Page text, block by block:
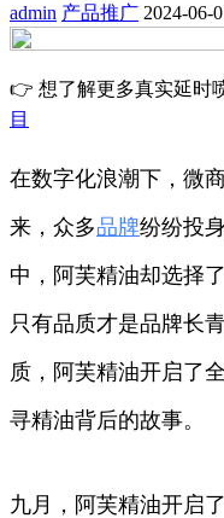
admin 产品推广 2024-06-
👉 想了解更多真实延时
目
在数字化浪潮下，微
来，众多品牌纷纷投
中，阿芙精油却选择
只有品质才是品牌长
质，阿芙精油开启了
寻精油背后的故事。
九月，阿芙精油开启